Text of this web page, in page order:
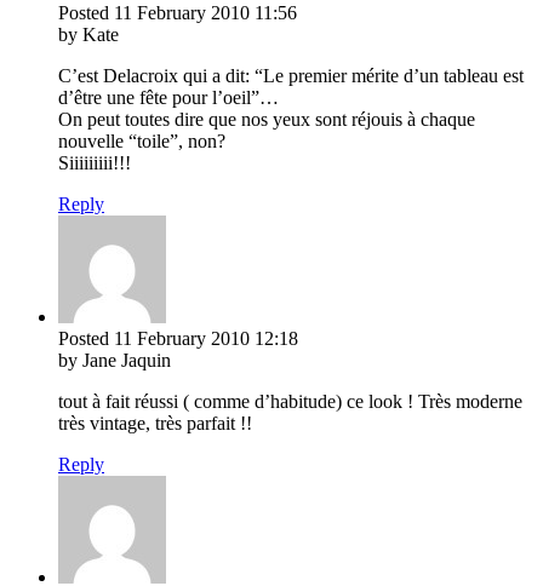
Posted 11 February 2010 11:56
by Kate
C’est Delacroix qui a dit: “Le premier mérite d’un tableau est
d’être une fête pour l’oeil”…
On peut toutes dire que nos yeux sont réjouis à chaque
nouvelle “toile”, non?
Siiiiiiiii!!!
Reply
Posted 11 February 2010 12:18
by Jane Jaquin
tout à fait réussi ( comme d’habitude) ce look ! Très moderne
très vintage, très parfait !!
Reply